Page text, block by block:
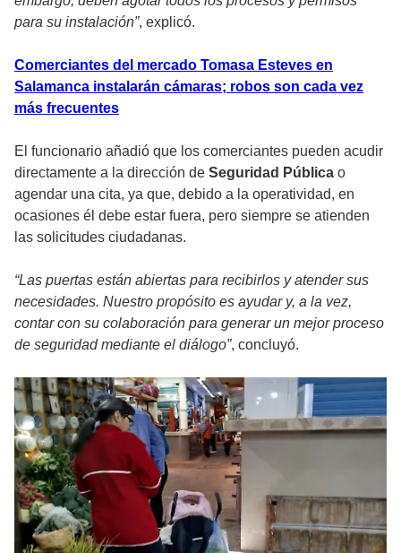
para su instalación”, explicó.
Comerciantes del mercado Tomasa Esteves en
Salamanca instalarán cámaras; robos son cada vez
más frecuentes
El funcionario añadió que los comerciantes pueden acudir
directamente a la dirección de Seguridad Pública o
agendar una cita, ya que, debido a la operatividad, en
ocasiones él debe estar fuera, pero siempre se atienden
las solicitudes ciudadanas.
“Las puertas están abiertas para recibirlos y atender sus
necesidades. Nuestro propósito es ayudar y, a la vez,
contar con su colaboración para generar un mejor proceso
de seguridad mediante el diálogo”, concluyó.